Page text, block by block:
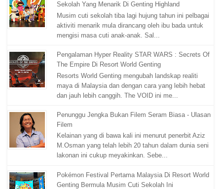
Sekolah Yang Menarik Di Genting Highland
Musim cuti sekolah tiba lagi hujung tahun ini pelbagai
aktiviti menarik mula dirancang oleh ibu bada untuk
mengisi masa cuti anak-anak. Sal...
Pengalaman Hyper Reality STAR WARS : Secrets Of
The Empire Di Resort World Genting
Resorts World Genting mengubah landskap realiti
maya di Malaysia dan dengan cara yang lebih hebat
dan jauh lebih canggih. The VOID ini me...
Penunggu Jengka Bukan Filem Seram Biasa - Ulasan
Filem
Kelainan yang di bawa kali ini menurut penerbit Aziz
M.Osman yang telah lebih 20 tahun dalam dunia seni
lakonan ini cukup meyakinkan. Sebe...
Pokémon Festival Pertama Malaysia Di Resort World
Genting Bermula Musim Cuti Sekolah Ini